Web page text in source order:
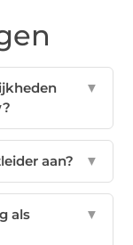
▼
aan? ▼
als
▼